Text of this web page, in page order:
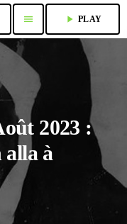
menu play_arrow PLAY
2023 :
alla à